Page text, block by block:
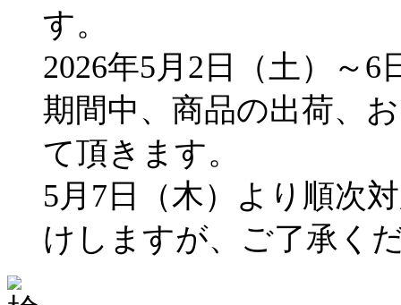
す。
2026年5月2日（土）～6
期間中、商品の出荷、
て頂きます。
5月7日（木）より順次
けしますが、ご了承く